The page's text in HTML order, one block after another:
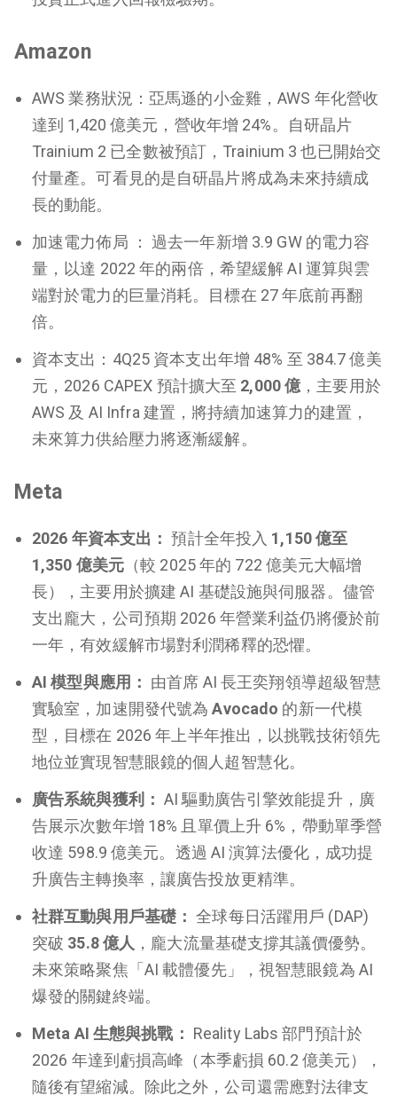
Amazon
AWS 業務狀況：亞馬遜的小金雞，AWS 年化營收
達到 1,420 億美元，營收年增 24%。自研晶片
Trainium 2 已全數被預訂，Trainium 3 也已開始交
付量產。可看見的是自研晶片將成為未來持續成
長的動能。
加速電力佈局 ： 過去一年新增 3.9 GW 的電力容
量，以達 2022 年的兩倍，希望緩解 AI 運算與雲
端對於電力的巨量消耗。目標在 27 年底前再翻
倍。
資本支出：4Q25 資本支出年增 48% 至 384.7 億美
元，2026 CAPEX 預計擴大至 2,000 億 ，主要用於
AWS 及 AI Infra 建置，將持續加速算力的建置，
未來算力供給壓力將逐漸緩解。
Meta
2026 年資本支出： 預計全年投入 1,150 億至
1,350 億美元 （較 2025 年的 722 億美元大幅增
長），主要用於擴建 AI 基礎設施與伺服器。儘管
支出龐大，公司預期 2026 年營業利益仍將優於前
一年，有效緩解市場對利潤稀釋的恐懼。
AI 模型與應用： 由首席 AI 長王奕翔領導超級智慧
實驗室，加速開發代號為Avocado 的新一代模
型，目標在 2026 年上半年推出，以挑戰技術領先
地位並實現智慧眼鏡的個人超智慧化。
廣告系統與獲利： AI 驅動廣告引擎效能提升，廣
告展示次數年增 18% 且單價上升 6%，帶動單季營
收達 598.9 億美元。透過 AI 演算法優化，成功提
升廣告主轉換率，讓廣告投放更精準。
社群互動與用戶基礎： 全球每日活躍用戶 (DAP)
突破 35.8 億人 ，龐大流量基礎支撐其議價優勢。
未來策略聚焦「AI 載體優先」，視智慧眼鏡為 AI
爆發的關鍵終端。
Meta AI 生態與挑戰： Reality Labs 部門預計於
2026 年達到虧損高峰（本季虧損 60.2 億美元），
隨後有望縮減。除此之外，公司還需應對法律支